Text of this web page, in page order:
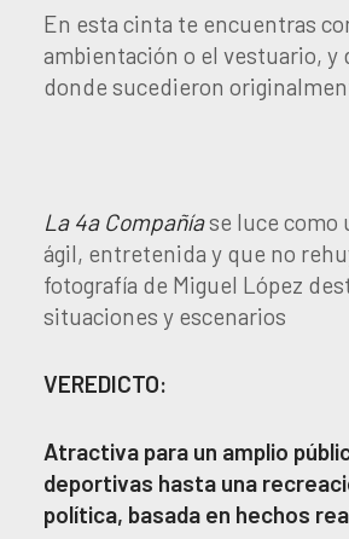
En esta cinta te encuentras
ambientación o el vestuario, y
donde sucedieron
La 4a Compañíase luce como
ágil, entretenida y que no
fotografía de Miguel López
situaciones y escenarios
VEREDICTO:
Atractiva para un amplio
deportivas hasta una
política, basada en hechos